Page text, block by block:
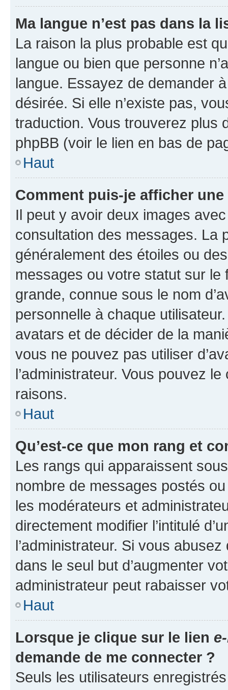
Ma langue n’est pas dans la
La raison la plus probable est
langue ou bien que personne
langue. Essayez de demander
désirée. Si elle n’existe pas,
traduction. Vous trouverez plus
phpBB (voir le lien en bas de
Haut
Comment puis-je afficher
Il peut y avoir deux images
consultation des messages. La
généralement des étoiles ou
messages ou votre statut sur
grande, connue sous le nom
personnelle à chaque utilisateur.
avatars et de décider de la
vous ne pouvez pas utiliser
l’administrateur. Vous pouvez
raisons.
Haut
Qu’est-ce que mon rang et
Les rangs qui apparaissent
nombre de messages postés
les modérateurs et
directement modifier l’intitulé
l’administrateur. Si vous
dans le seul but d’augmenter
administrateur peut rabaisser
Haut
Lorsque je clique sur le lien
demande de me connecter ?
Seuls les utilisateurs